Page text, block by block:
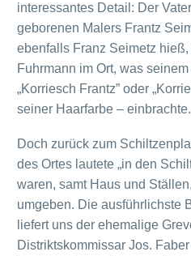
interessantes Detail: Der
geborenen Malers Frantz
ebenfalls Franz Seimetz
Fuhrmann im Ort, was
„Korriesch Frantz” oder
seiner Haarfarbe – einbrachte.
Doch zurück zum
des Ortes lautete „in den
waren, samt Haus und
umgeben. Die ausführlichste
liefert uns der ehemalige
Distriktskommissar Jos.